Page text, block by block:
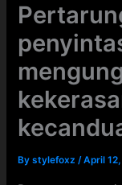
Bystylefoxz/April